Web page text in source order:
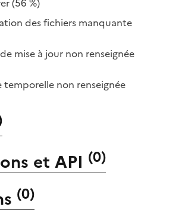
des fichiers manquante
mise à jour non renseignée
temporelle non renseignée
et API (0)
(0)